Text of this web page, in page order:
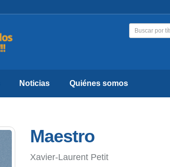
Noticias Quiénes somos
Maestro
Xavier-Laurent Petit